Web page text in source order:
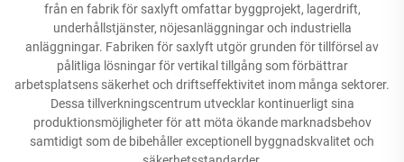
från en fabrik för saxlyft omfattar byggprojekt, lagerdrift,
underhållstjänster, nöjesanläggningar och industriella
anläggningar. Fabriken för saxlyft utgör grunden för tillförsel av
pålitliga lösningar för vertikal tillgång som förbättrar
arbetsplatsens säkerhet och driftseffektivitet inom många sektorer.
Dessa tillverkningscentrum utvecklar kontinuerligt sina
produktionsmöjligheter för att möta ökande marknadsbehov
samtidigt som de bibehåller exceptionell byggnadskvalitet och